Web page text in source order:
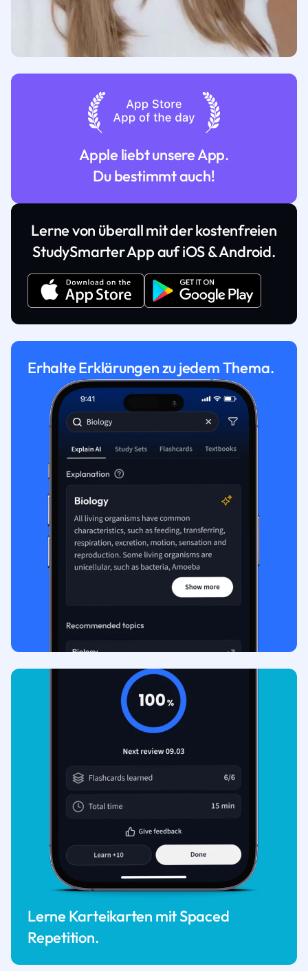
Apple liebt unsere App.
Du bestimmt auch!
Lerne von überall mit der kostenfreien
StudySmarter App auf iOS & Android.
Erhalte Erklärungen zu jedem Thema.
Lerne Karteikarten mit Spaced
Repetition.